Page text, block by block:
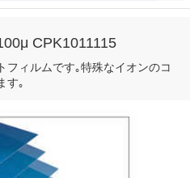
CPK1011115
フィルムです｡特殊なイオンのコ
す｡